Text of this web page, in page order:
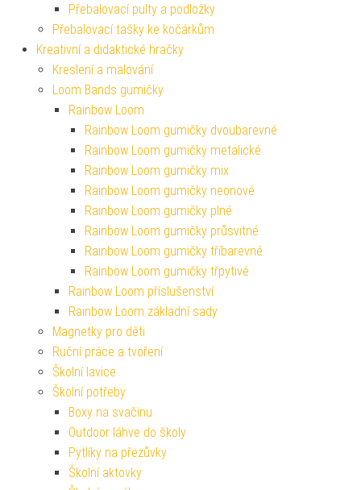
Přebalovací pulty a podložky
Přebalovací tašky ke kočárkům
Kreativní a didaktické hračky
Kreslení a malování
Loom Bands gumičky
Rainbow Loom
Rainbow Loom gumičky dvoubarevné
Rainbow Loom gumičky metalické
Rainbow Loom gumičky mix
Rainbow Loom gumičky neonové
Rainbow Loom gumičky plné
Rainbow Loom gumičky průsvitné
Rainbow Loom gumičky tříbarevné
Rainbow Loom gumičky třpytivé
Rainbow Loom příslušenství
Rainbow Loom základní sady
Magnetky pro děti
Ruční práce a tvoření
Školní lavice
Školní potřeby
Boxy na svačinu
Outdoor láhve do školy
Pytlíky na přezůvky
Školní aktovky